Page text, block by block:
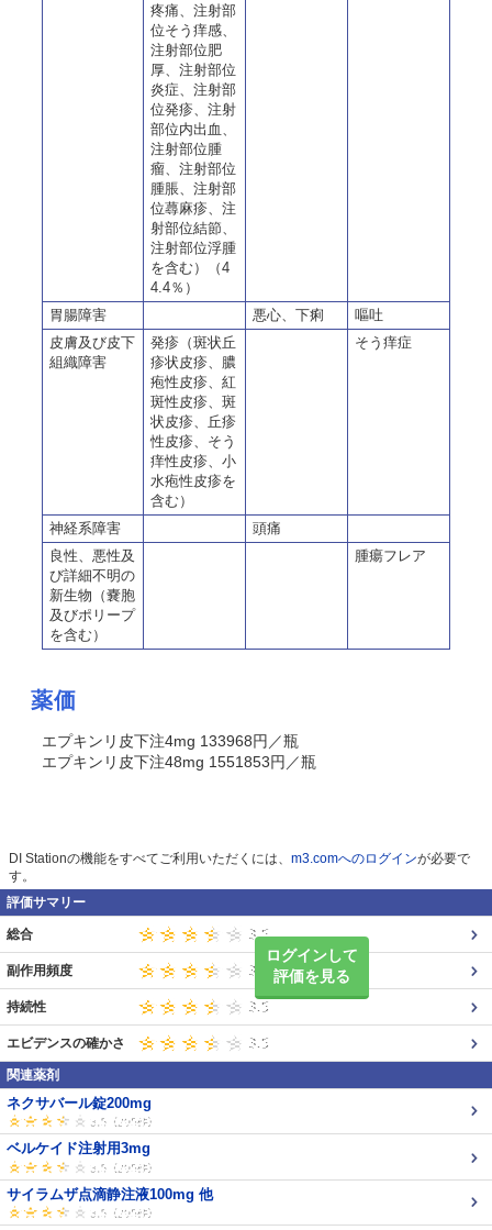
疼痛、注射部
位そう痒感、
注射部位肥
厚、注射部位
炎症、注射部
位発疹、注射
部位内出血、
注射部位腫
瘤、注射部位
腫脹、注射部
位蕁麻疹、注
射部位結節、
注射部位浮腫
を含む）（4
4.4％）
胃腸障害 悪心、下痢
嘔吐
皮膚及び皮下
組織障害
発疹（斑状丘
疹状皮疹、膿
疱性皮疹、紅
斑性皮疹、斑
状皮疹、丘疹
性皮疹、そう
痒性皮疹、小
水疱性皮疹を
含む）
そう痒症
神経系障害
頭痛
良性、悪性及
び詳細不明の
新生物（嚢胞
及びポリープ
を含む）
腫瘍フレア
薬価
エプキンリ皮下注4mg 133968円／瓶
エプキンリ皮下注48mg 1551853円／瓶
DI Stationの機能をすべてご利用いただくには、 m3.comへのログインが必要で
す。
評価サマリー
ログインして
評価を見る
総合
副作用頻度
持続性
エビデンスの確かさ
関連薬剤
ネクサバール錠200mg
ベルケイド注射用3mg
サイラムザ点滴静注液100mg 他